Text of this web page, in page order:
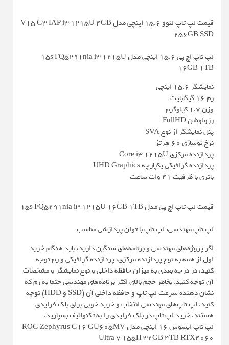
قیمت لپ تاپ لنوو 15.6 اینچی مدل V15 G3 IAP i3 1215U 4GB
256GB SSD
لپ تاپ اچ پی 15.6 اینچی مدل 15s FQ5291nia i3 1215U
16GB 1TB
نمایشگر ۱۵.۶ اینچی
رم ۱۶ گیگابایت
وزن ۱.۷ کیلوگرم
رزولوشن FullHD
پنل نمایشگر از نوع SVA
نرخ نوسازی ۶۰ هرتز
پردازنده مرکزی Core i3 1215U
پردازنده گرافیکی یکپارچه UHD Graphics
باتری با ظرفیت ۴۱ وات ساعت
قیمت لپ تاپ اچ پی مدل 15s FQ5291nia i3 1215U 16GB 1TB
لپ تاپ مهندسی: لپ تاپ با توان پردازشی مناسب
اگر پروژه‌های مهندسی و برنامه‌های سنگین دارید، باید هنگام خرید
اول از همه به نوع پردازنده مرکزی، پردازنده گرافیکی و رم توجه
کنید، در درجه بعدی به میزان حافظه داخلی و نوع نمایشگر و مشخصات
آن توجه کنید. بخاطر حجم بالای اکثر برنامه‌های مهندسی حتما به رم که
نشان دهنده سرعت لپ تاپ و حافظه داخلی آن (SSD و HDD) توجه
کنید. لپ تاپ‌های مهندسی انتخاب و خرید خوبی برای بلک فرایدی
هستند. خرید لپ تاپ در بلک فرایدی را به تکنولایف بسپارید.
لپ تاپ ایسوس 16 اینچی مدل ROG Zephyrus G16 GU605MV
Ultra 7 155H 32GB 4TB RTX4060